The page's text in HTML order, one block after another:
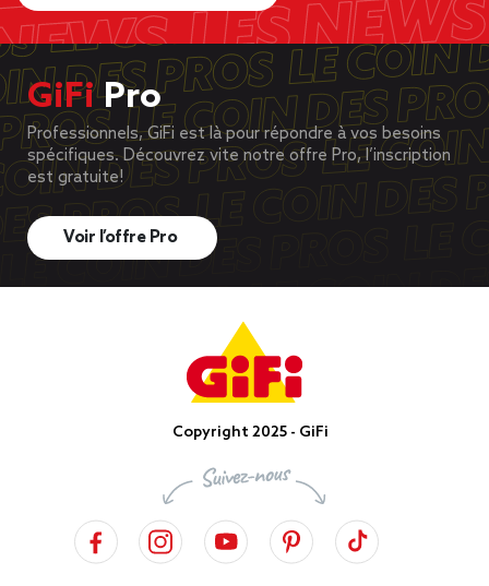
GiFiPro
Professionnels, GiFi est là pour répondre à vos besoins
spécifiques. Découvrez vite notre offre Pro, l’inscription
est gratuite!
Voir l’offre Pro
Copyright 2025 - GiFi